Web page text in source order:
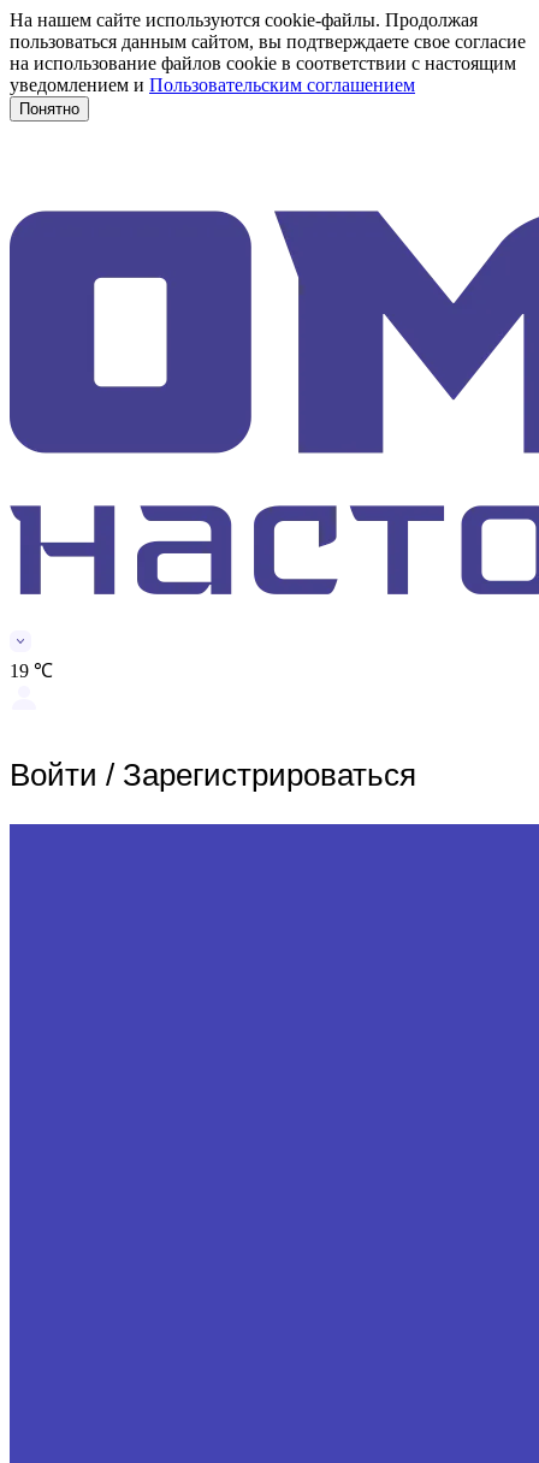
На нашем сайте используются cookie-файлы. Продолжая
пользоваться данным сайтом, вы подтверждаете свое согласие
на использование файлов cookie в соответствии с настоящим
уведомлением и Пользовательским соглашением
Понятно
19 ℃
Войти / Зарегистрироваться